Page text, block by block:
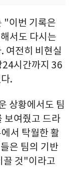
"이번 기록은
서도 다시는
여전히 비현실
시간까지 36
.
상황에서도 팀
보여줬고 드라
서 탁월한 활
은 팀의 기반
끌 것"이라고